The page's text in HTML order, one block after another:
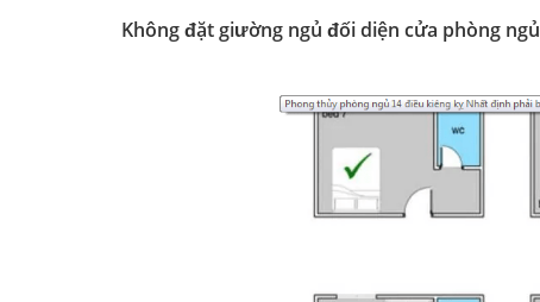
Không đặt giường ngủ đối diện cửa phòng ngủ